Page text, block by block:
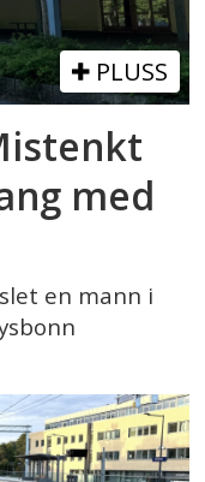
PLUSS
med
en mann i